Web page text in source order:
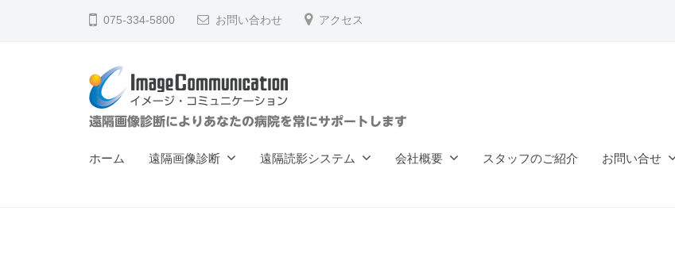
075-334-5800 お問い合わせ アクセス
イ
遠隔画像診断によりあなたの病院を常にサポートします
ホーム 遠隔画像診断 遠隔読影システム 会社概要 スタッフのご紹介 お問い合せ
ジ
ミ
ュ
ケ